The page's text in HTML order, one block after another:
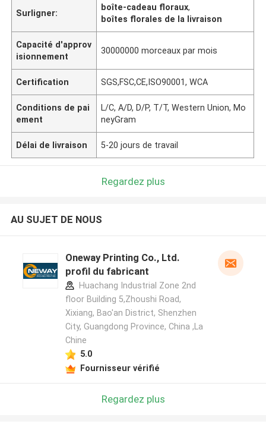
Surligner:
boîte-cadeau floraux,
boîtes florales de la livraison
Capacité d'approv
isionnement
30000000 morceaux par mois
Certification SGS,FSC,CE,ISO90001, WCA
Conditions de pai
ement
L/C, A/D, D/P, T/T, Western Union, Mo
neyGram
Délai de livraison 5-20 jours de travail
Regardez plus
AU SUJET DE NOUS
Oneway Printing Co., Ltd.
profil du fabricant
Huachang Industrial Zone 2nd
floor Building 5,Zhoushi Road,
Xixiang, Bao'an District, Shenzhen
City, Guangdong Province, China ,La
Chine
5.0
Fournisseur vérifié
Regardez plus